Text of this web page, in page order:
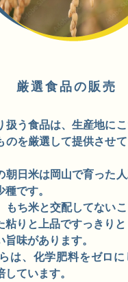
厳選食品の販売
扱う食品は、生産地に
のを厳選して提供させ
朝日米は岡山で育った
です。
もち米と交配してない
粘りと上品ですっきり
味があります。
は、化学肥料をゼロ
ています。